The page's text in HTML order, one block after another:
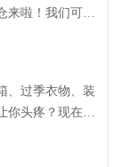
来啦！我们可不
边，服务咱们
、过季衣物、装
你头疼？现在，